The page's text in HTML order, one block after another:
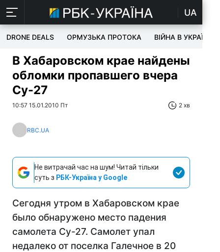
UA
DRONE DEALS ОРМУЗЬКА ПРОТОКА ВІЙНА В УКРАЇНІ
В Хабаровском крае найдены
обломки пропавшего вчера
Су-27
10:57 15.01.2010 Пт 2 хв
RBC.UA
Не витрачай час на шум! Читай тільки
суть з РБК-Україна у Google
Cегодня утром в Хабаровском крае
было обнаружено место падения
самолета Су-27. Самолет упал
недалеко от поселка Галечное в 20